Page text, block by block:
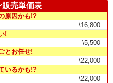
販売単価表
原因かも!?
\16,800
!
\5,500
とお任せ!
\22,000
いるかも!?
\22,000